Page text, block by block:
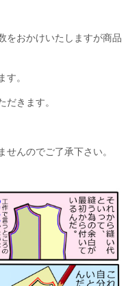
をおかけいたしますが商品
。
きます。
んのでご了承下さい。